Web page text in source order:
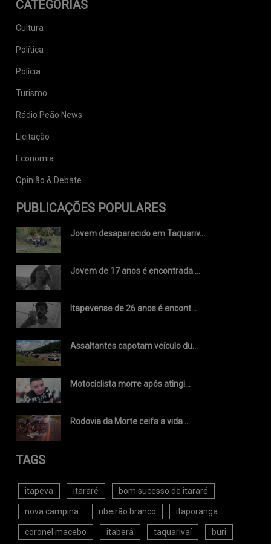
CATEGORIAS
Cultura
Política
Polícia
Turismo
Rádio Peão News
Licitação
Economia
Opinião & Debate
PUBLICAÇÕES POPULARES
Jovem desaparecido em Taquariv...
Jovem de 17 anos é encontrada ...
Itapevense de 26 anos é encont...
Assaltantes capotam veículo du...
Motociclista morre após atingi...
Rodovia da Morte ceifa a vida ...
TAGS
itapeva itararé bom sucesso de itararé
nova campina ribeirão branco itaporanga
coronel macebo itaberá taquarivaí buri